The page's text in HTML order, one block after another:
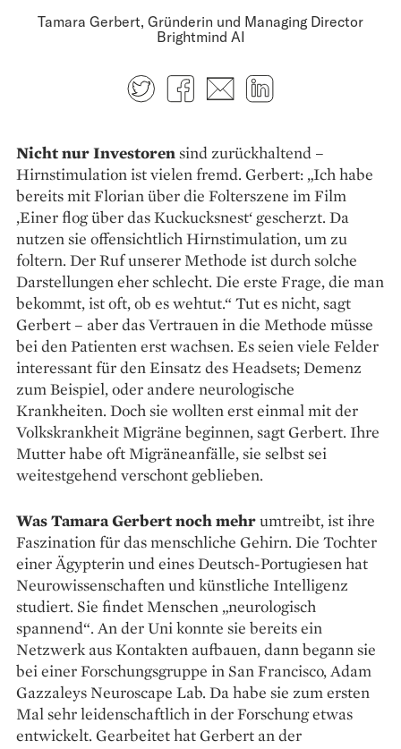
Tamara Gerbert, Gründerin und Managing Director
Brightmind AI
TwitterFacebook
E-mail
Nicht nur Investorensind zurückhaltend –
Hirnstimulation ist vielen fremd. Gerbert: „Ich habe
bereits mit Florian über die Folterszene im Film
‚Einer flog über das Kuckucksnest‘ gescherzt. Da
nutzen sie offensichtlich Hirnstimulation, um zu
foltern. Der Ruf unserer Methode ist durch solche
Darstellungen eher schlecht. Die erste Frage, die man
bekommt, ist oft, ob es wehtut.“ Tut es nicht, sagt
Gerbert – aber das Vertrauen in die Methode müsse
bei den Patienten erst wachsen. Es seien viele Felder
interessant für den Einsatz des Headsets; Demenz
zum Beispiel, oder andere neuro­logische
Krankheiten. Doch sie wollten erst einmal mit der
Volkskrankheit Migräne beginnen, sagt Gerbert. Ihre
Mutter habe oft Migräneanfälle, sie selbst sei
weitestgehend verschont geblieben.
Was Tamara Gerbert noch mehr­umtreibt, ist ihre
Faszination für das menschliche Gehirn. Die Tochter
einer Ägypterin und eines Deutsch-Portugiesen hat
Neuro­wissenschaften und künstliche Intelligenz
studiert. Sie findet Menschen „neurologisch
spannend“. An der Uni konnte sie bereits ein
Netzwerk aus Kontakten auf­bauen, dann begann sie
bei einer Forschungsgruppe in San Francisco, Adam
Gazzaleys Neuroscape Lab. Da habe sie zum ersten
Mal sehr ­leidenschaftlich in der Forschung etwas
entwickelt. Gearbeitet hat Gerbert an der